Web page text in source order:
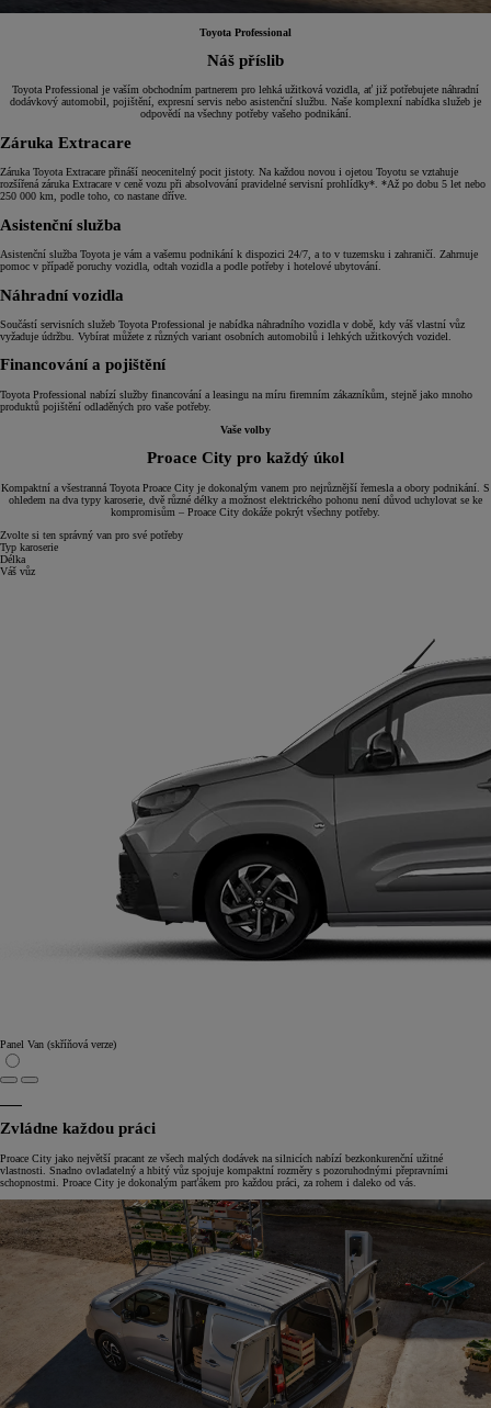
Toyota Professional
Náš příslib
Toyota Professional je vaším obchodním partnerem pro lehká užitková vozidla, ať již potřebujete náhradní
dodávkový automobil, pojištění, expresní servis nebo asistenční službu. Naše komplexní nabídka služeb je
odpovědí na všechny potřeby vašeho podnikání.
Záruka Extracare
Záruka Toyota Extracare přináší neocenitelný pocit jistoty. Na každou novou i ojetou Toyotu se vztahuje
rozšířená záruka Extracare v ceně vozu při absolvování pravidelné servisní prohlídky*. *Až po dobu 5 let nebo
250 000 km, podle toho, co nastane dříve.
Asistenční služba
Asistenční služba Toyota je vám a vašemu podnikání k dispozici 24/7, a to v tuzemsku i zahraničí. Zahrnuje
pomoc v případě poruchy vozidla, odtah vozidla a podle potřeby i hotelové ubytování.
Náhradní vozidla
Součástí servisních služeb Toyota Professional je nabídka náhradního vozidla v době, kdy váš vlastní vůz
vyžaduje údržbu. Vybírat můžete z různých variant osobních automobilů i lehkých užitkových vozidel.
Financování a pojištění
Toyota Professional nabízí služby financování a leasingu na míru firemním zákazníkům, stejně jako mnoho
produktů pojištění odladěných pro vaše potřeby.
Vaše volby
Proace City pro každý úkol
Kompaktní a všestranná Toyota Proace City je dokonalým vanem pro nejrůznější řemesla a obory podnikání. S
ohledem na dva typy karoserie, dvě různé délky a možnost elektrického pohonu není důvod uchylovat se ke
kompromisům – Proace City dokáže pokrýt všechny potřeby.
Zvolte si ten správný van pro své potřeby
Typ karoserie
Délka
Váš vůz
Panel Van (skříňová verze)
Zvládne každou práci
Proace City jako největší pracant ze všech malých dodávek na silnicích nabízí bezkonkurenční užitné
vlastnosti. Snadno ovladatelný a hbitý vůz spojuje kompaktní rozměry s pozoruhodnými přepravními
schopnostmi. Proace City je dokonalým parťákem pro každou práci, za rohem i daleko od vás.